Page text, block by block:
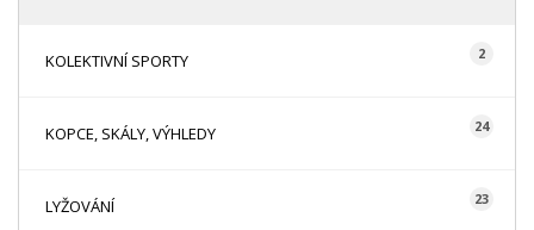
KOLEKTIVNÍ SPORTY 2
KOPCE, SKÁLY, VÝHLEDY 24
LYŽOVÁNÍ 23